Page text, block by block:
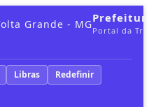
Portal da
Libras Redefinir